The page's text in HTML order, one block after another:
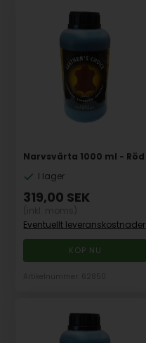
Narvsvärta 1000 ml - Röd
I lager
319,00 SEK
Eventuellt leveranskostnader